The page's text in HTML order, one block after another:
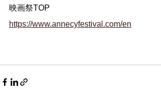
映画祭TOP
https://www.annecyfestival.com/en